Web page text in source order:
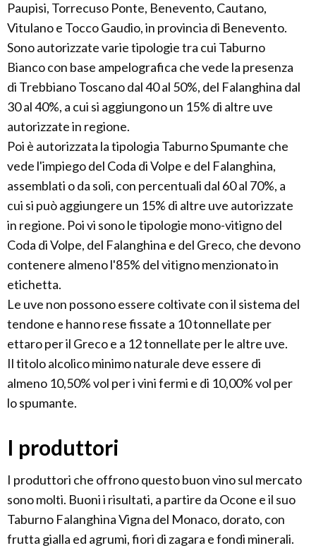
Paupisi, Torrecuso Ponte, Benevento, Cautano,
Vitulano e Tocco Gaudio, in provincia di Benevento.
Sono autorizzate varie tipologie tra cui Taburno
Bianco con base ampelografica che vede la presenza
di Trebbiano Toscano dal 40 al 50%, del Falanghina dal
30 al 40%, a cui si aggiungono un 15% di altre uve
autorizzate in regione.
Poi è autorizzata la tipologia Taburno Spumante che
vede l'impiego del Coda di Volpe e del Falanghina,
assemblati o da soli, con percentuali dal 60 al 70%, a
cui si può aggiungere un 15% di altre uve autorizzate
in regione. Poi vi sono le tipologie mono-vitigno del
Coda di Volpe, del Falanghina e del Greco, che devono
contenere almeno l'85% del vitigno menzionato in
etichetta.
Le uve non possono essere coltivate con il sistema del
tendone e hanno rese fissate a 10 tonnellate per
ettaro per il Greco e a 12 tonnellate per le altre uve.
Il titolo alcolico minimo naturale deve essere di
almeno 10,50% vol per i vini fermi e di 10,00% vol per
lo spumante.
I produttori
I produttori che offrono questo buon vino sul mercato
sono molti. Buoni i risultati, a partire da Ocone e il suo
Taburno Falanghina Vigna del Monaco, dorato, con
frutta gialla ed agrumi, fiori di zagara e fondi minerali.